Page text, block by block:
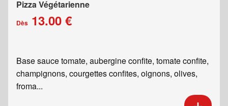
Pizza Végétarienne
Dès 13.00 €
Base sauce tomate, aubergine confite, tomate confite,
champignons, courgettes confites, oignons, olives,
froma...